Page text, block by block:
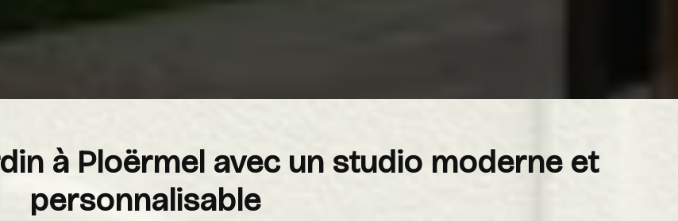
à Ploërmel avec un studio moderne et
personnalisable